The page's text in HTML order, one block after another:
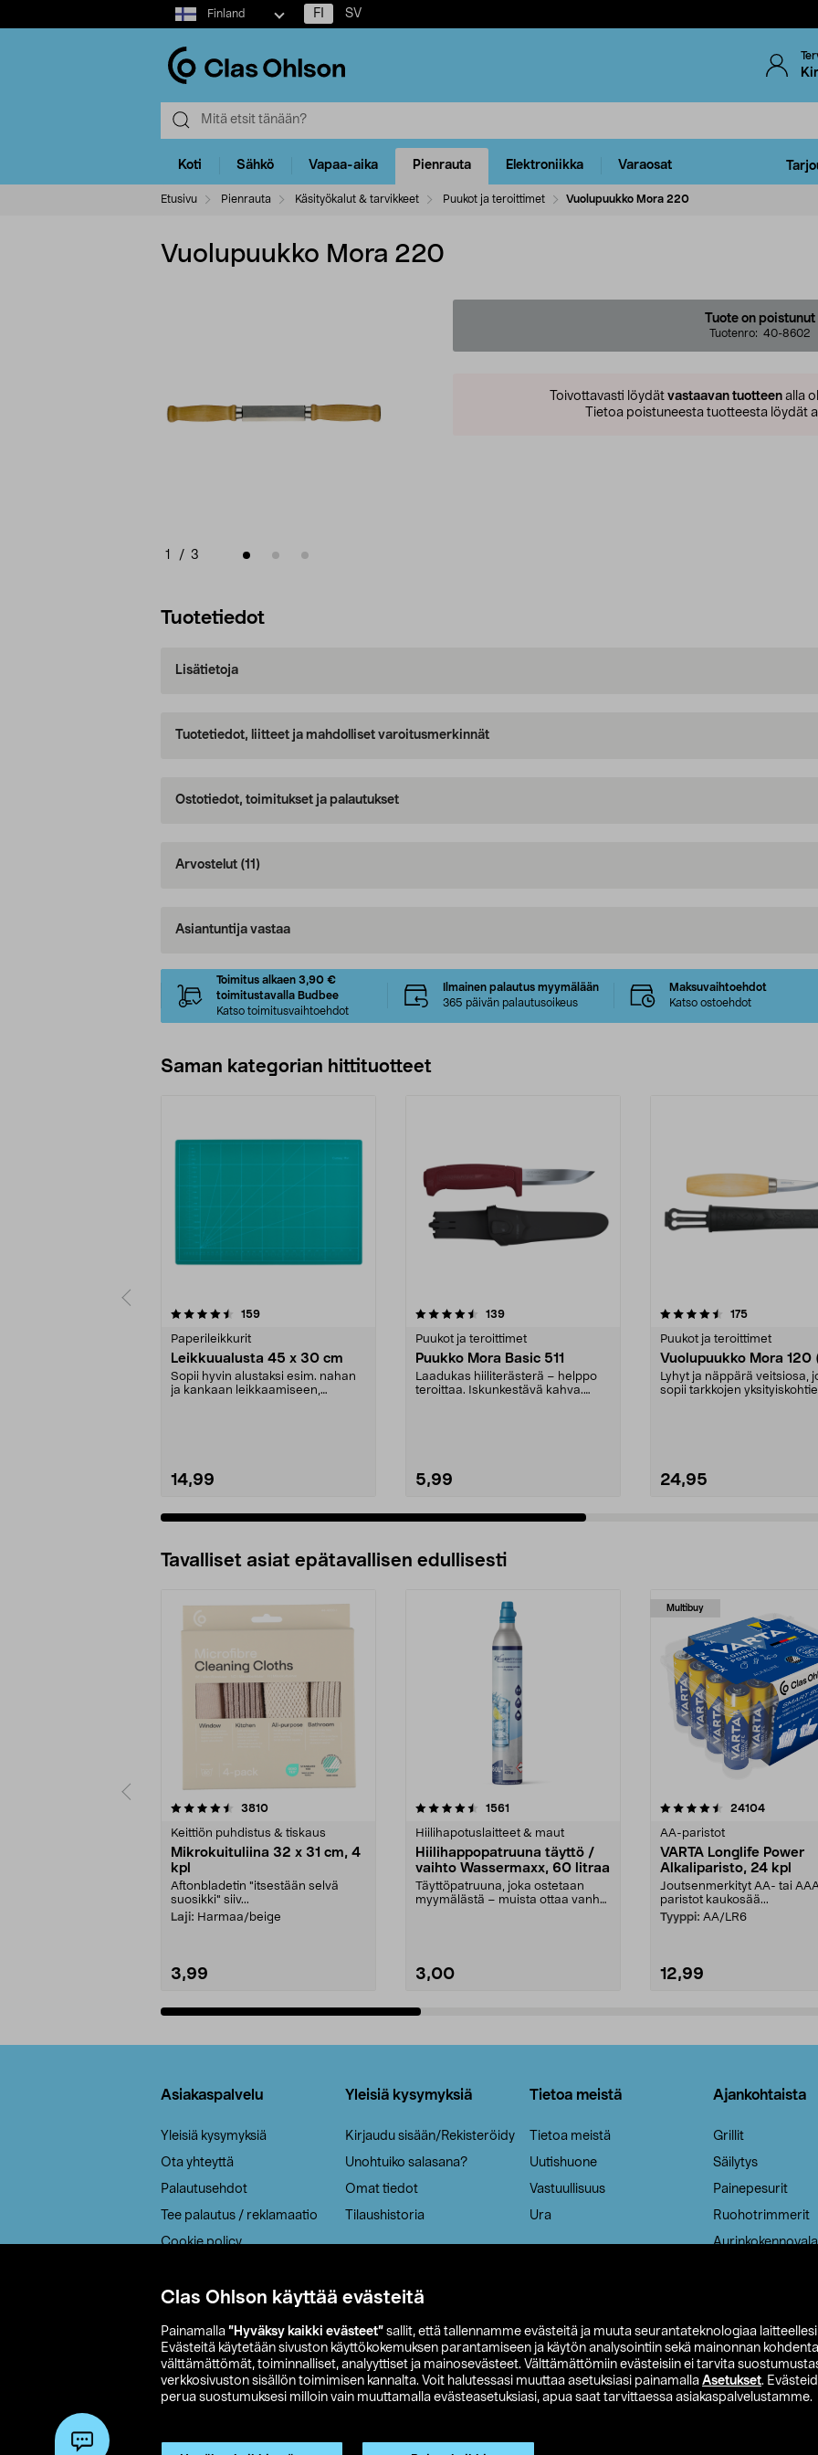
Clas Ohlson käyttää evästeitä
Painamalla ”Hyväksy kaikki evästeet” sallit, että tallennamme evästeitä ja muuta seurantateknologiaa laitteellesi
Evästeitä käytetään sivuston käyttökokemuksen parantamiseen ja käytön analysointiin sekä mainonnan
välttämättömät, toiminnalliset, analyyttiset ja mainosevästeet. Välttämättömiin evästeisiin ei tarvita
verkkosivuston sisällön toimimisen kannalta. Voit halutessasi muuttaa asetuksiasi painamalla Asetukset.
perua suostumuksesi milloin vain muuttamalla evästeasetuksiasi, apua saat tarvittaessa asiakaspalvelustamme.
Select
market
Finland FI SV
Koti Sähkö Vapaa-aika Pienrauta Elektroniikka Varaosat
Etusivu Pienrauta Käsityökalut & tarvikkeet Puukot ja teroittimet Vuolupuukko Mora 220
Vuolupuukko Mora 220
1 / 3
Tuote on poistunut
Tuotenro: 40-8602
Toivottavasti löydät vastaavan tuotteen alla
Tietoa poistuneesta tuotteesta löydät
Tuotetiedot
Lisätietoja
Tuotetiedot, liitteet ja mahdolliset varoitusmerkinnät
Ostotiedot, toimitukset ja palautukset
Arvostelut (11)
Asiantuntija vastaa
Toimitus alkaen 3,90 €
toimitustavalla Budbee
Katso toimitusvaihtoehdot
Ilmainen palautus myymälään
365 päivän palautusoikeus
Maksuvaihtoehdot
Katso ostoehdot
Saman kategorian hittituotteet
159arvostelut
Paperileikkurit
Leikkuualusta 45 x 30 cm
Sopii hyvin alustaksi esim. nahan
ja kankaan leikkaamiseen,
14,99
4.5 viidestä
139arvostelut
Puukot ja teroittimet
Puukko Mora Basic 511
Laadukas hiiliterästerä – helppo
teroittaa. Iskunkestävä kahva.
5,99
4.5 viidestä
175arvostelut
Puukot ja teroittimet
Vuolupuukko Mora 120
Lyhyt ja näppärä veitsiosa,
sopii tarkkojen
24,95
4.0 viidestä
Tavalliset asiat epätavallisen edullisesti
3810arvostelut
Keittiön puhdistus & tiskaus
Mikrokuituliina 32 x 31 cm, 4
kpl
Aftonbladetin "itsestään selvä
suosikki" siiv...
Laji: Harmaa/beige
3,99
4.5viidestä
1561
Hiilihapotuslaitteet & maut
Hiilihappopatruuna täyttö /
vaihto Wassermaxx, 60 litraa
Täyttöpatruuna, joka ostetaan
myymälästä – muista ottaa vanha
3,00
Multibuy
4.5viidestä
24104arvostelut
AA-paristot
VARTA Longlife Power
Alkaliparisto, 24 kpl
Joutsenmerkityt AA- tai
paristot kaukosää...
Tyyppi: AA/LR6
12,99
4.5viidestä
Asiakaspalvelu
Yleisiä kysymyksiä
Ota yhteyttä
Palautusehdot
Tee palautus / reklamaatio
Cookie policy
Saavutettavuus
Yleisiä kysymyksiä
Kirjaudu sisään/Rekisteröidy
Unohtuiko salasana?
Omat tiedot
Tilaushistoria
Tietoa meistä
Tietoa meistä
Uutishuone
Vastuullisuus
Ura
Ajankohtaista
Grillit
Säilytys
Painepesurit
Ruohotrimmerit